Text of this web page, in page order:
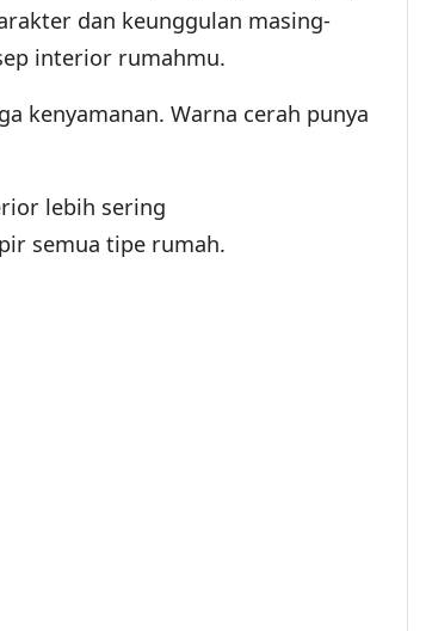
dan keunggulan masing-
interior rumahmu.
kenyamanan. Warna cerah punya
lebih sering
semua tipe rumah.